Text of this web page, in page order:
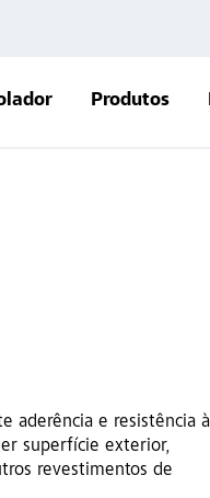
Produtos
aderência e resistência à
superfície exterior,
revestimentos de